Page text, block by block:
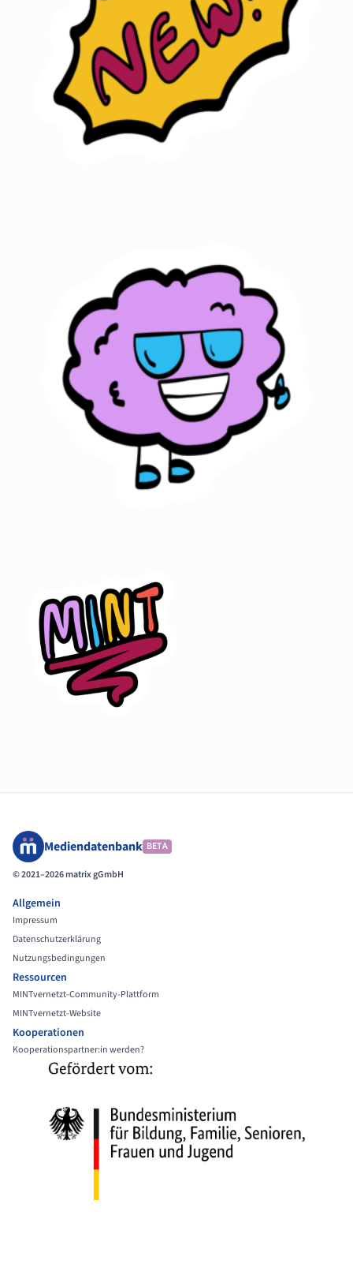
Mediendatenbank BETA
© 2021–2026 matrix gGmbH
Allgemein
Impressum
Datenschutzerklärung
Nutzungsbedingungen
Ressourcen
MINTvernetzt-Community-Plattform
MINTvernetzt-Website
Kooperationen
Kooperationspartner:in werden?